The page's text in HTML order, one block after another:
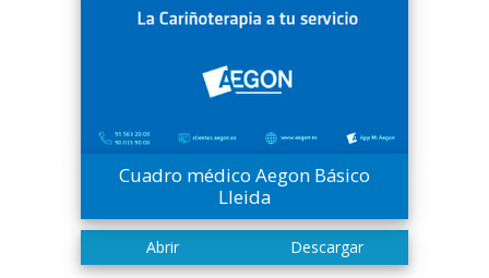
Cuadro médico Aegon Básico
Lleida